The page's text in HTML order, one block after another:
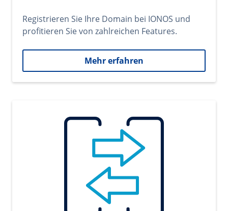
Registrieren Sie Ihre Domain bei IONOS und
profitieren Sie von zahlreichen Features.
Mehr erfahren